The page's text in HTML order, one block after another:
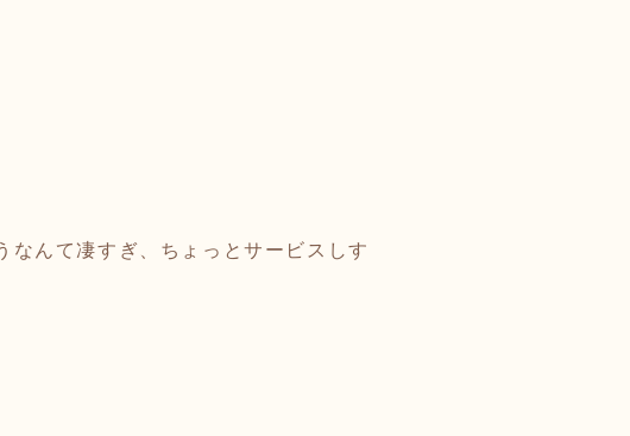
んて凄すぎ、ちょっとサービスしす